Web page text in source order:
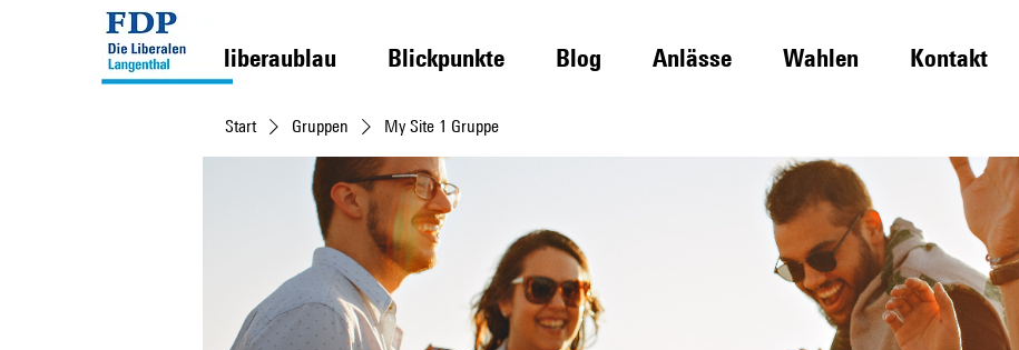
liberaublau Blickpunkte Blog Anlässe Wahlen Kontakt
Start Gruppen My Site 1 Gruppe